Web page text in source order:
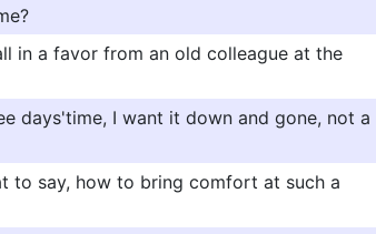
in a favor from an old colleague at the
days'time, I want it down and gone, not a
to say, how to bring comfort at such a